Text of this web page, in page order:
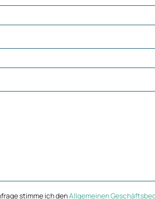
stimme ich denAllgemeinen